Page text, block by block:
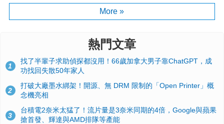
More »
熱門文章
1
找了半輩子求助偵探都沒用！66歲加拿大男子靠ChatGPT，成
功找回失散50年家人
2
打破大廠墨水綁架！開源、無 DRM 限制的「Open Printer」概
念機亮相
3
台積電2奈米太猛了！流片量是3奈米同期的4倍，Google與蘋果
搶首發、輝達與AMD排隊等產能